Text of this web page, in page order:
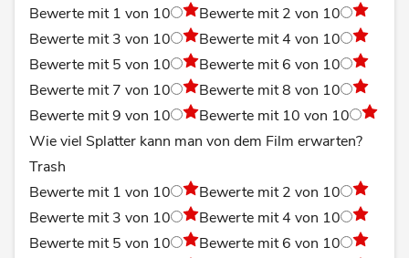
Bewerte mit 1 von 10
Bewerte mit 2 von 10
Bewerte mit 3 von 10
Bewerte mit 4 von 10
Bewerte mit 5 von 10
Bewerte mit 6 von 10
Bewerte mit 7 von 10
Bewerte mit 8 von 10
Bewerte mit 9 von 10
Bewerte mit 10 von 10
Wie viel Splatter kann man von dem Film erwarten?
Trash
Bewerte mit 1 von 10
Bewerte mit 2 von 10
Bewerte mit 3 von 10
Bewerte mit 4 von 10
Bewerte mit 5 von 10
Bewerte mit 6 von 10